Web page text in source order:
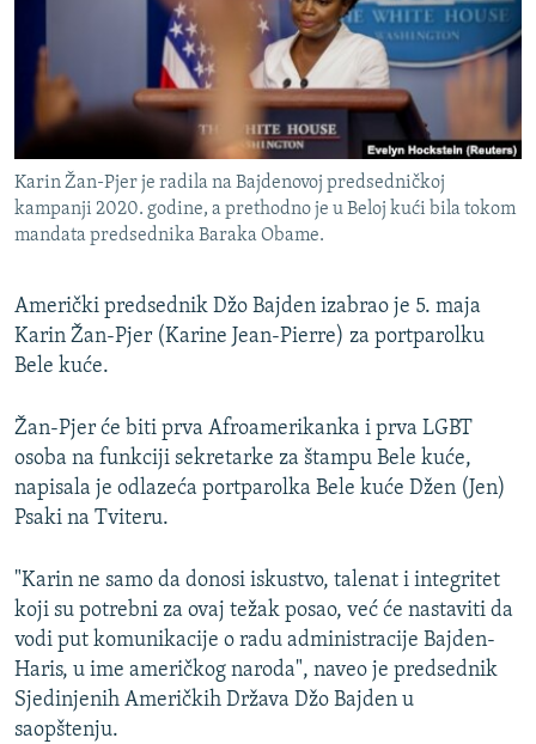
DNEVNO@RSE
SPECIJALI RSE
GENOCID U SREBRENICI
POPLAVE I KLIZIŠTA U BIH 2024.
POST SCRIPTUM
MOJA EVROPA
SVE KARTE DEJTONA
NASTANAK I RASPAD JUGOSLAVIJE
PRATITE NAS
Karin Žan-Pjer je radila na Bajdenovoj predsedničkoj
kampanji 2020. godine, a prethodno je u Beloj kući bila tokom
mandata predsednika Baraka Obame.
Američki predsednik Džo Bajden izabrao je 5. maja
Karin Žan-Pjer (Karine Jean-Pierre) za portparolku
Bele kuće.
Žan-Pjer će biti prva Afroamerikanka i prva LGBT
osoba na funkciji sekretarke za štampu Bele kuće,
napisala je odlazeća portparolka Bele kuće Džen (Jen)
Psaki na Tviteru.
"Karin ne samo da donosi iskustvo, talenat i integritet
koji su potrebni za ovaj težak posao, već će nastaviti da
vodi put komunikacije o radu administracije Bajden-
Haris, u ime američkog naroda", naveo je predsednik
Sjedinjenih Američkih Država Džo Bajden u
saopštenju.